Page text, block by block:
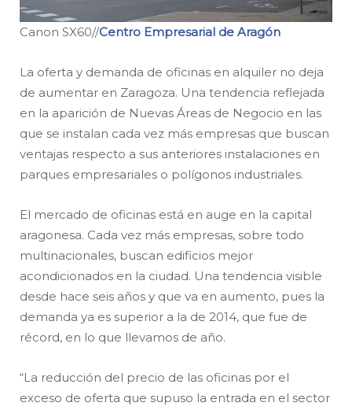
Canon SX60//Centro Empresarial de Aragón
La oferta y demanda de oficinas en alquiler no deja
de aumentar en Zaragoza. Una tendencia reflejada
en la aparición de Nuevas Áreas de Negocio en las
que se instalan cada vez más empresas que buscan
ventajas respecto a sus anteriores instalaciones en
parques empresariales o polígonos industriales.
El mercado de oficinas está en auge en la capital
aragonesa. Cada vez más empresas, sobre todo
multinacionales, buscan edificios mejor
acondicionados en la ciudad. Una tendencia visible
desde hace seis años y que va en aumento, pues la
demanda ya es superior a la de 2014, que fue de
récord, en lo que llevamos de año.
“La reducción del precio de las oficinas por el
exceso de oferta que supuso la entrada en el sector